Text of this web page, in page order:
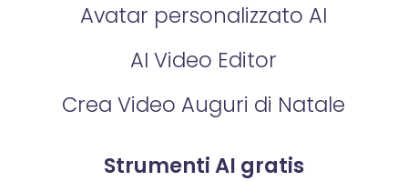
Avatar personalizzato AI
AI Video Editor
Crea Video Auguri di Natale
Strumenti AI gratis